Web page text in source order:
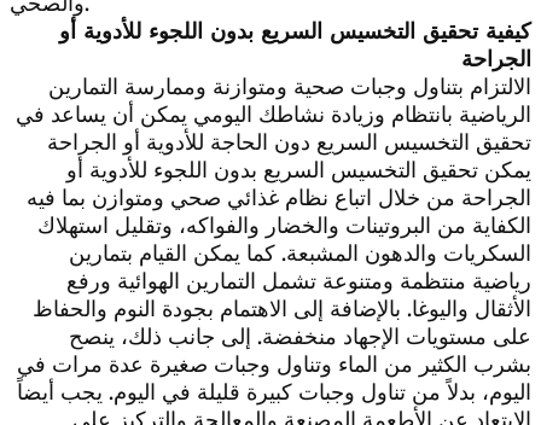
كيفية تحقيق التخسيس السريع بدون اللجوء للأدوية أو
الجراحة
الالتزام بتناول وجبات صحية ومتوازنة وممارسة التمارين
الرياضية بانتظام وزيادة نشاطك اليومي يمكن أن يساعد في
تحقيق التخسيس السريع دون الحاجة للأدوية أو الجراحة
يمكن تحقيق التخسيس السريع بدون اللجوء للأدوية أو
الجراحة من خلال اتباع نظام غذائي صحي ومتوازن بما فيه
الكفاية من البروتينات والخضار والفواكه، وتقليل استهلاك
السكريات والدهون المشبعة. كما يمكن القيام بتمارين
رياضية منتظمة ومتنوعة تشمل التمارين الهوائية ورفع
الأثقال واليوغا. بالإضافة إلى الاهتمام بجودة النوم والحفاظ
على مستويات الإجهاد منخفضة. إلى جانب ذلك، ينصح
بشرب الكثير من الماء وتناول وجبات صغيرة عدة مرات في
اليوم، بدلاً من تناول وجبات كبيرة قليلة في اليوم. يجب أيضاً
الابتعاد عن الأطعمة المصنعة والمعالجة والتركيز على